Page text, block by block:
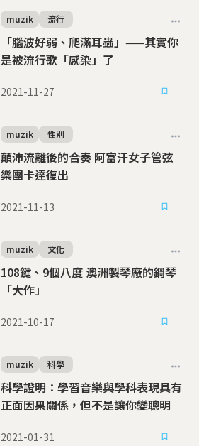
「腦波好弱、爬滿耳蟲」——其實你
是被流行歌「感染」了
muzik 流行
2021-11-27
顛沛流離後的合奏 阿富汗女子管弦
樂團卡達復出
muzik 性別
2021-11-13
108鍵、9個八度 澳洲製琴廠的鋼琴
「大作」
muzik 文化
2021-10-17
科學證明：學習音樂與學科表現具有
正面因果關係，但不是讓你變聰明
muzik 科學
2021-01-31